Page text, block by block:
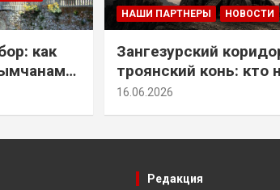
как
решение
НАШИ ПАРТНЕРЫ НОВОСТИ
Зангезурский
троянский конь: кто
самом деле
16.06.2026
Редакция